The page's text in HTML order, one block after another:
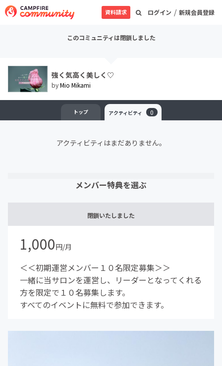
ログイン / 新規会員登録
資料請求
このコミュニティは閉鎖しました
強く気高く美しく♡
byMio Mikami
トップ アクティビティ 0
アクティビティはまだありません。
メンバー特典を選ぶ
閉鎖いたしました
1,000円/月
＜＜初期運営メンバー１０名限定募集＞＞
一緒に当サロンを運営し、リーダーとなってくれる
方を限定で１０名募集します。
すべてのイベントに無料で参加できます。